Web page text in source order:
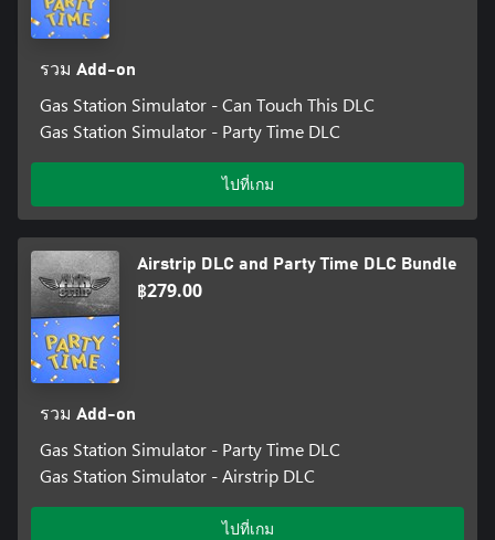
tables to desks to banners and lights, your Warehouse and
suite of purchasable customisations! Make the diamond in the
Let the party begin
There is nothing like a cool night party in the middle of nowhere.
When the normal customer traffic goes down, this might be
another revenue stream to open up. Create a great party spot to
attract people, offer them interesting products and cater to their
needs. The more successful your parties and the more the
partygoers are satisfied, the more money you earn and the
bigger the party.
รวม Add-on
Gas Station Simulator - Can Touch This DLC
Gas Station Simulator - Party Time DLC
ไปที่เกม
Airstrip DLC and Party Time DLC Bundle
฿279.00
รวม Add-on
Gas Station Simulator - Party Time DLC
Gas Station Simulator - Airstrip DLC
ไปที่เกม